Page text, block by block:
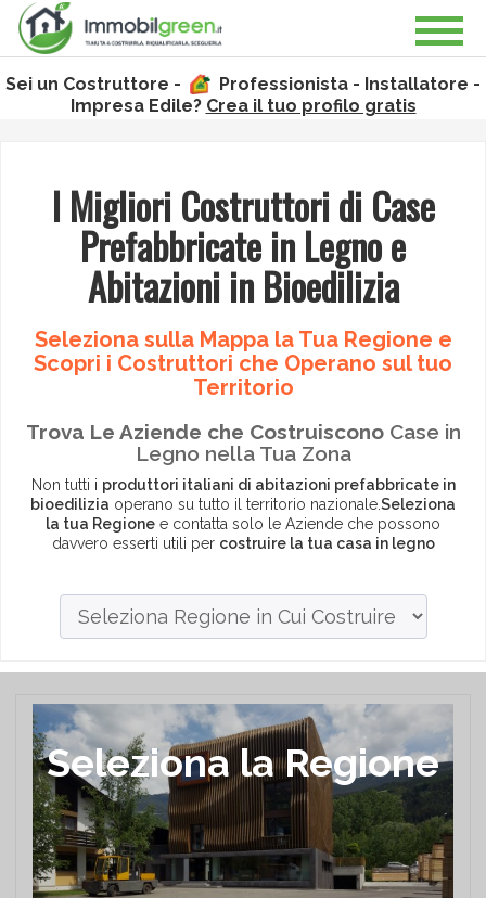
Sei un Costruttore -
Professionista - Installatore -
Impresa Edile? Crea il tuo profilo gratis
I Migliori Costruttori di Case
Prefabbricate in Legno e
Abitazioni in Bioedilizia
Seleziona sulla Mappa la Tua Regione e
Scopri i Costruttori che Operano sul tuo
Territorio
Trova Le Aziende che Costruiscono Case in
Legno nella Tua Zona
Non tutti i produttori italiani di abitazioni prefabbricate in
bioedilizia operano su tutto il territorio nazionale.Seleziona
la tua Regione e contatta solo le Aziende che possono
davvero esserti utili per costruire la tua casa in legno
Seleziona la Regione